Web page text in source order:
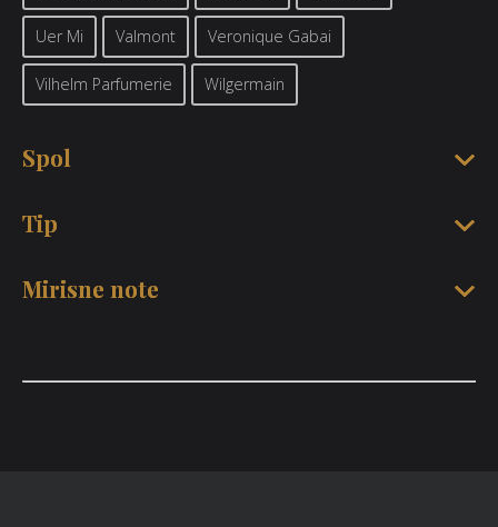
Uer Mi Valmont Veronique Gabai
Vilhelm Parfumerie Wilgermain
Spol
Tip
Mirisne note